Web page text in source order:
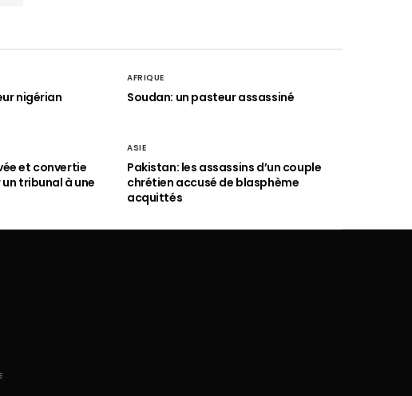
nigérian
AFRIQUE
Soudan: un pasteur assassiné
et convertie
tribunal à une
ASIE
Pakistan: les assassins d’un couple
chrétien accusé de blasphème
acquittés